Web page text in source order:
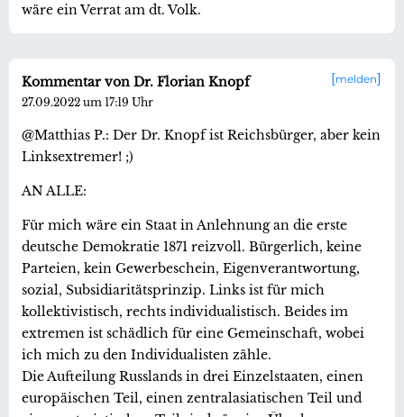
wäre ein Verrat am dt. Volk.
melden
Kommentar von Dr. Florian Knopf
27.09.2022 um 17:19 Uhr
@Matthias P.: Der Dr. Knopf ist Reichsbürger, aber kein
Linksextremer! ;)
AN ALLE:
Für mich wäre ein Staat in Anlehnung an die erste
deutsche Demokratie 1871 reizvoll. Bürgerlich, keine
Parteien, kein Gewerbeschein, Eigenverantwortung,
sozial, Subsidiaritätsprinzip. Links ist für mich
kollektivistisch, rechts individualistisch. Beides im
extremen ist schädlich für eine Gemeinschaft, wobei
ich mich zu den Individualisten zähle.
Die Aufteilung Russlands in drei Einzelstaaten, einen
europäischen Teil, einen zentralasiatischen Teil und